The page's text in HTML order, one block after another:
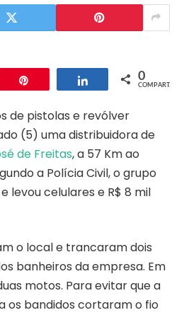
Compartilhar
0
COMPART.
de pistolas e revólver
(5) uma distribuidora de
de Freitas, a 57 Km ao
a Polícia Civil, o grupo
levou celulares e R$ 8 mil
o local e trancaram dois
banheiros da empresa. Em
motos. Para evitar que a
os bandidos cortaram o fio